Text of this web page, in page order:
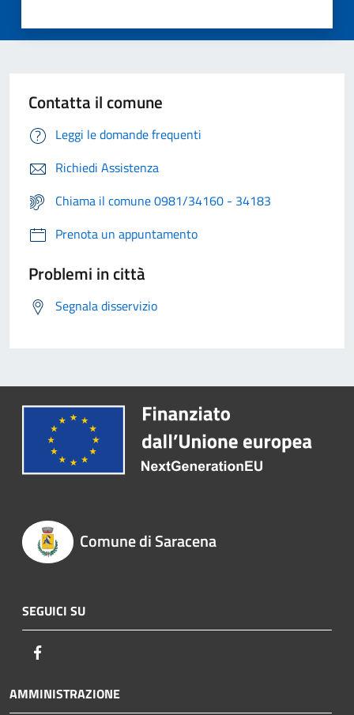
Contatta il comune
Leggi le domande frequenti
Richiedi Assistenza
Chiama il comune 0981/34160 - 34183
Prenota un appuntamento
Problemi in città
Segnala disservizio
Comune di Saracena
SEGUICI SU
AMMINISTRAZIONE